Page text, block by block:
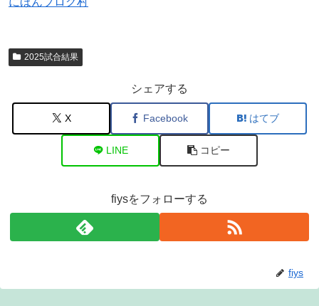
2025試合結果
シェアする
X Facebook はてブ
LINE コピー
fiysをフォローする
fiys